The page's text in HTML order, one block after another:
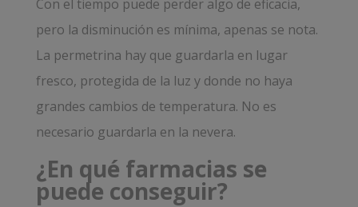
Con el tiempo puede perder algo de eficacia,
pero la disminución es mínima, apenas se nota.
La permetrina hay que guardarla en lugar
fresco, protegida de la luz y donde no haya
grandes cambios de temperatura. No es
necesario guardarla en la nevera.
¿En qué farmacias se
puede conseguir?